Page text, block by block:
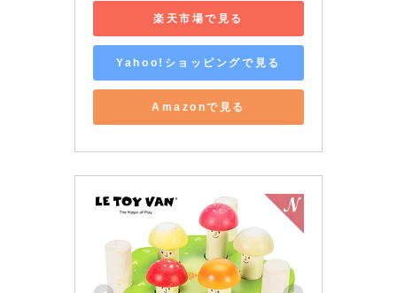
楽天市場で見る
Yahoo!ショッピングで見る
Amazonで見る